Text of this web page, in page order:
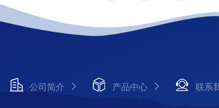
公司简介 产品中心 联系